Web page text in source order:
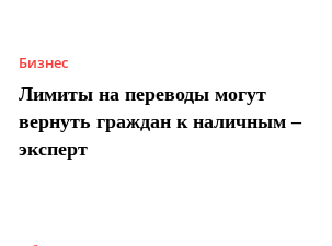
Бизнес
Лимиты на переводы могут
вернуть граждан к наличным –
эксперт